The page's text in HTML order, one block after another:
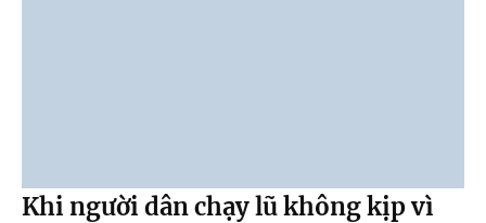
Khi người dân chạy lũ không kịp vì